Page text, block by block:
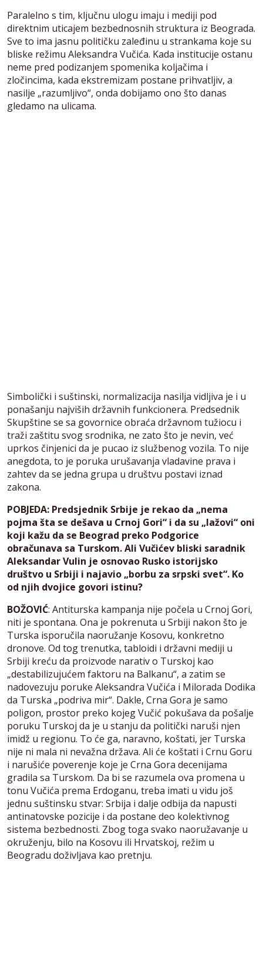
Paralelno s tim, ključnu ulogu imaju i mediji pod
direktnim uticajem bezbednosnih struktura iz Beograda.
Sve to ima jasnu političku zaleđinu u strankama koje su
bliske režimu Aleksandra Vučića. Kada institucije ostanu
neme pred podizanjem spomenika koljačima i
zločincima, kada ekstremizam postane prihvatljiv, a
nasilje „razumljivo“, onda dobijamo ono što danas
gledamo na ulicama.
Simbolički i suštinski, normalizacija nasilja vidljiva je i u
ponašanju najviših državnih funkcionera. Predsednik
Skupštine se sa govornice obraća državnom tužiocu i
traži zaštitu svog srodnika, ne zato što je nevin, već
uprkos činjenici da je pucao iz službenog vozila. To nije
anegdota, to je poruka urušavanja vladavine prava i
zahtev da se jedna grupa u društvu postavi iznad
zakona.
POBJEDA: Predsjednik Srbije je rekao da „nema
pojma šta se dešava u Crnoj Gori“ i da su „lažovi“ oni
koji kažu da se Beograd preko Podgorice
obračunava sa Turskom. Ali Vučićev bliski saradnik
Aleksandar Vulin je osnovao Rusko istorijsko
društvo u Srbiji i najavio „borbu za srpski svet“. Ko
od njih dvojice govori istinu?
BOŽOVIĆ: Antiturska kampanja nije počela u Crnoj Gori,
niti je spontana. Ona je pokrenuta u Srbiji nakon što je
Turska isporučila naoružanje Kosovu, konkretno
dronove. Od tog trenutka, tabloidi i državni mediji u
Srbiji kreću da proizvode narativ o Turskoj kao
„destabilizujućem faktoru na Balkanu“, a zatim se
nadovezuju poruke Aleksandra Vučića i Milorada Dodika
da Turska „podriva mir“. Dakle, Crna Gora je samo
poligon, prostor preko kojeg Vučić pokušava da pošalje
poruku Turskoj da je u stanju da politički naruši njen
imidž u regionu. To će ga, naravno, koštati, jer Turska
nije ni mala ni nevažna država. Ali će koštati i Crnu Goru
i narušiće poverenje koje je Crna Gora decenijama
gradila sa Turskom. Da bi se razumela ova promena u
tonu Vučića prema Erdoganu, treba imati u vidu još
jednu suštinsku stvar: Srbija i dalje odbija da napusti
antinatovske pozicije i da postane deo kolektivnog
sistema bezbednosti. Zbog toga svako naoružavanje u
okruženju, bilo na Kosovu ili Hrvatskoj, režim u
Beogradu doživljava kao pretnju.